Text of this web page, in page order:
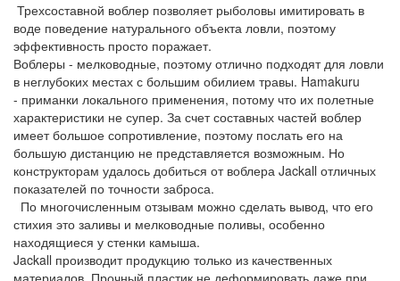
Трехсоставной воблер позволяет рыболовы имитировать в
воде поведение натурального объекта ловли, поэтому
эффективность просто поражает.
Воблеры - мелководные, поэтому отлично подходят для ловли
в неглубоких местах с большим обилием травы. Hamakuru
- приманки локального применения, потому что их полетные
характеристики не супер. За счет составных частей воблер
имеет большое сопротивление, поэтому послать его на
большую дистанцию не представляется возможным. Но
конструкторам удалось добиться от воблера Jackall отличных
показателей по точности заброса.
По многочисленным отзывам можно сделать вывод, что его
стихия это заливы и мелководные поливы, особенно
находящиеся у стенки камыша.
Jackall производит продукцию только из качественных
материалов. Прочный пластик не деформировать даже при